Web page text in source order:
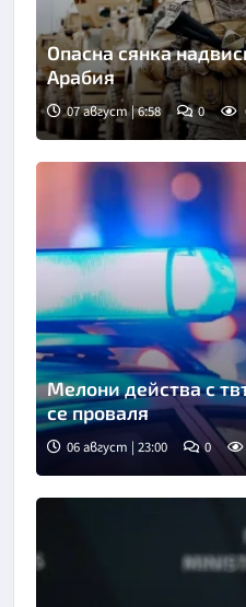
Опасна сянка
Арабия
07 август | 6:58 0
Мелони действа с
се проваля
06 август | 23:00 0